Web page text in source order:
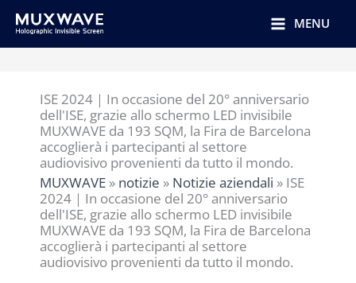
MENU
ISE 2024｜In occasione del 20° anniversario
dell'ISE, grazie allo schermo LED invisibile
MUXWAVE da 193 SQM, la Fira de Barcelona
accoglierà i partecipanti al settore
audiovisivo provenienti da tutto il mondo.
MUXWAVE » notizie » Notizie aziendali » ISE
2024｜In occasione del 20° anniversario
dell'ISE, grazie allo schermo LED invisibile
MUXWAVE da 193 SQM, la Fira de Barcelona
accoglierà i partecipanti al settore
audiovisivo provenienti da tutto il mondo.